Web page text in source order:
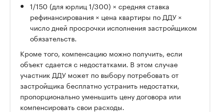
1/150 (для юрлиц 1/300) × средняя ставка
рефинансирования × цена квартиры по ДДУ ×
число дней просрочки исполнения застройщиком
обязательств.
Кроме того, компенсацию можно получить, если
объект сдается с недостатками. В этом случае
участник ДДУ может по выбору потребовать от
застройщика бесплатно устранить недостатки,
пропорционально уменьшить цену договора или
компенсировать свои расходы.